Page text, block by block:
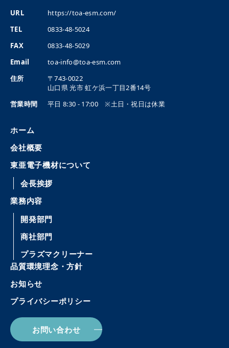
URL
https://toa-esm.com/
TEL
0833-48-5024
FAX
0833-48-5029
Email
toa-info@toa-esm.com
住所
〒743-0022
山口県光市虹ケ浜一丁目2番14号
営業時間
平日 8:30 - 17:00 ※土日・祝日は休業
ホーム
会社概要
東亜電子機材について
会長挨拶
業務内容
開発部門
商社部門
プラズマクリーナー
品質環境理念・方針
お知らせ
プライバシーポリシー
お問い合わせ